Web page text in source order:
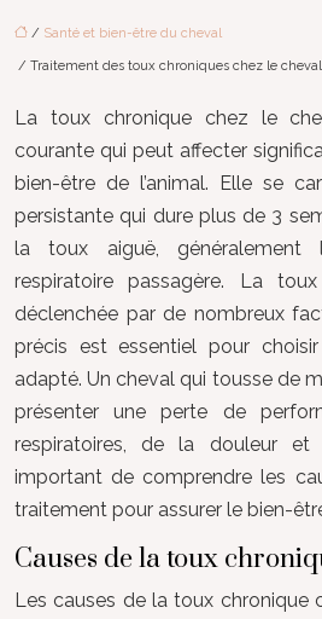
/ Santé et bien-être du cheval
/ Traitement des toux chroniques chez le cheval
La toux chronique chez le
courante qui peut affecter
bien-être de l’animal. Elle se
persistante qui dure plus de 3
la toux aiguë,
respiratoire passagère. La
déclenchée par de nombreux
précis est essentiel pour
adapté. Un cheval qui tousse de
présenter une perte de
respiratoires, de la douleur
important de comprendre les
traitement pour assurer le bien-
Causes de la toux
Les causes de la toux chronique